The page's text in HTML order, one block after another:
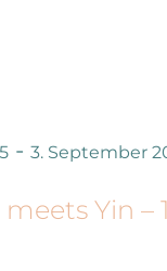
Yin –
-3. September